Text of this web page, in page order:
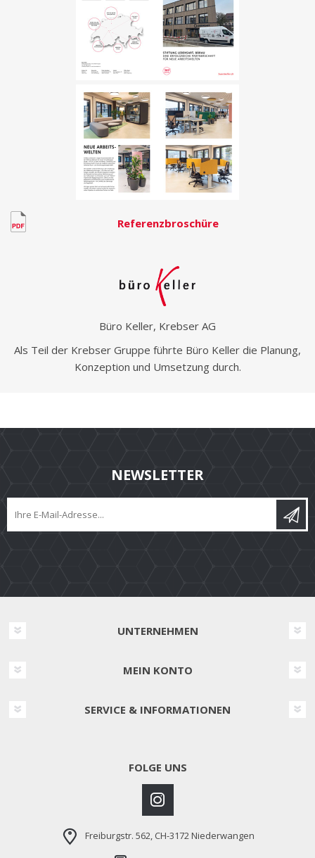
Referenzbroschüre
Büro Keller, Krebser AG
Als Teil der Krebser Gruppe führte Büro Keller die Planung,
Konzeption und Umsetzung durch.
NEWSLETTER
UNTERNEHMEN
MEIN KONTO
SERVICE & INFORMATIONEN
FOLGE UNS
Freiburgstr. 562, CH-3172 Niederwangen